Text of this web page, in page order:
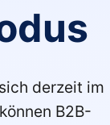
derzeit im
B2B-